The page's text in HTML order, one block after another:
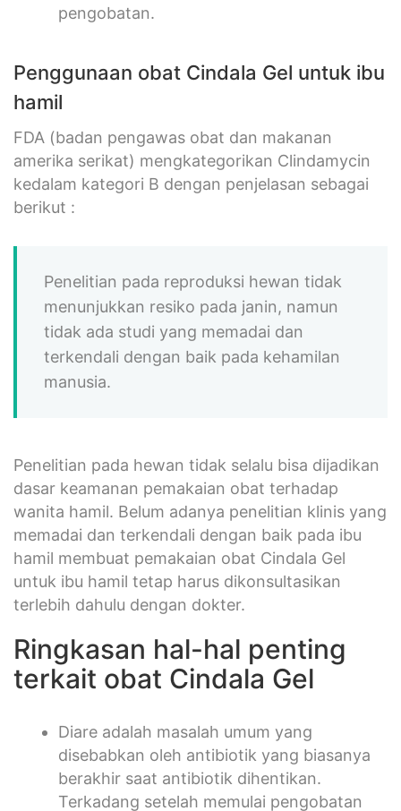
pengobatan.
Penggunaan obat Cindala Gel untuk ibu
hamil
FDA (badan pengawas obat dan makanan
amerika serikat) mengkategorikan Clindamycin
kedalam kategori B dengan penjelasan sebagai
berikut :
Penelitian pada reproduksi hewan tidak
menunjukkan resiko pada janin, namun
tidak ada studi yang memadai dan
terkendali dengan baik pada kehamilan
manusia.
Penelitian pada hewan tidak selalu bisa dijadikan
dasar keamanan pemakaian obat terhadap
wanita hamil. Belum adanya penelitian klinis yang
memadai dan terkendali dengan baik pada ibu
hamil membuat pemakaian obat Cindala Gel
untuk ibu hamil tetap harus dikonsultasikan
terlebih dahulu dengan dokter.
Ringkasan hal-hal penting
terkait obat Cindala Gel
Diare adalah masalah umum yang
disebabkan oleh antibiotik yang biasanya
berakhir saat antibiotik dihentikan.
Terkadang setelah memulai pengobatan